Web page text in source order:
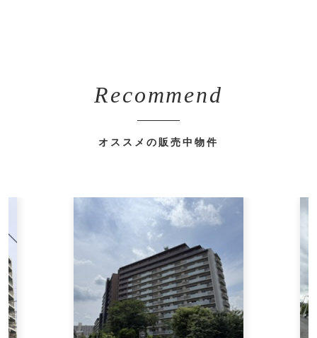
Recommend
オススメの販売中物件